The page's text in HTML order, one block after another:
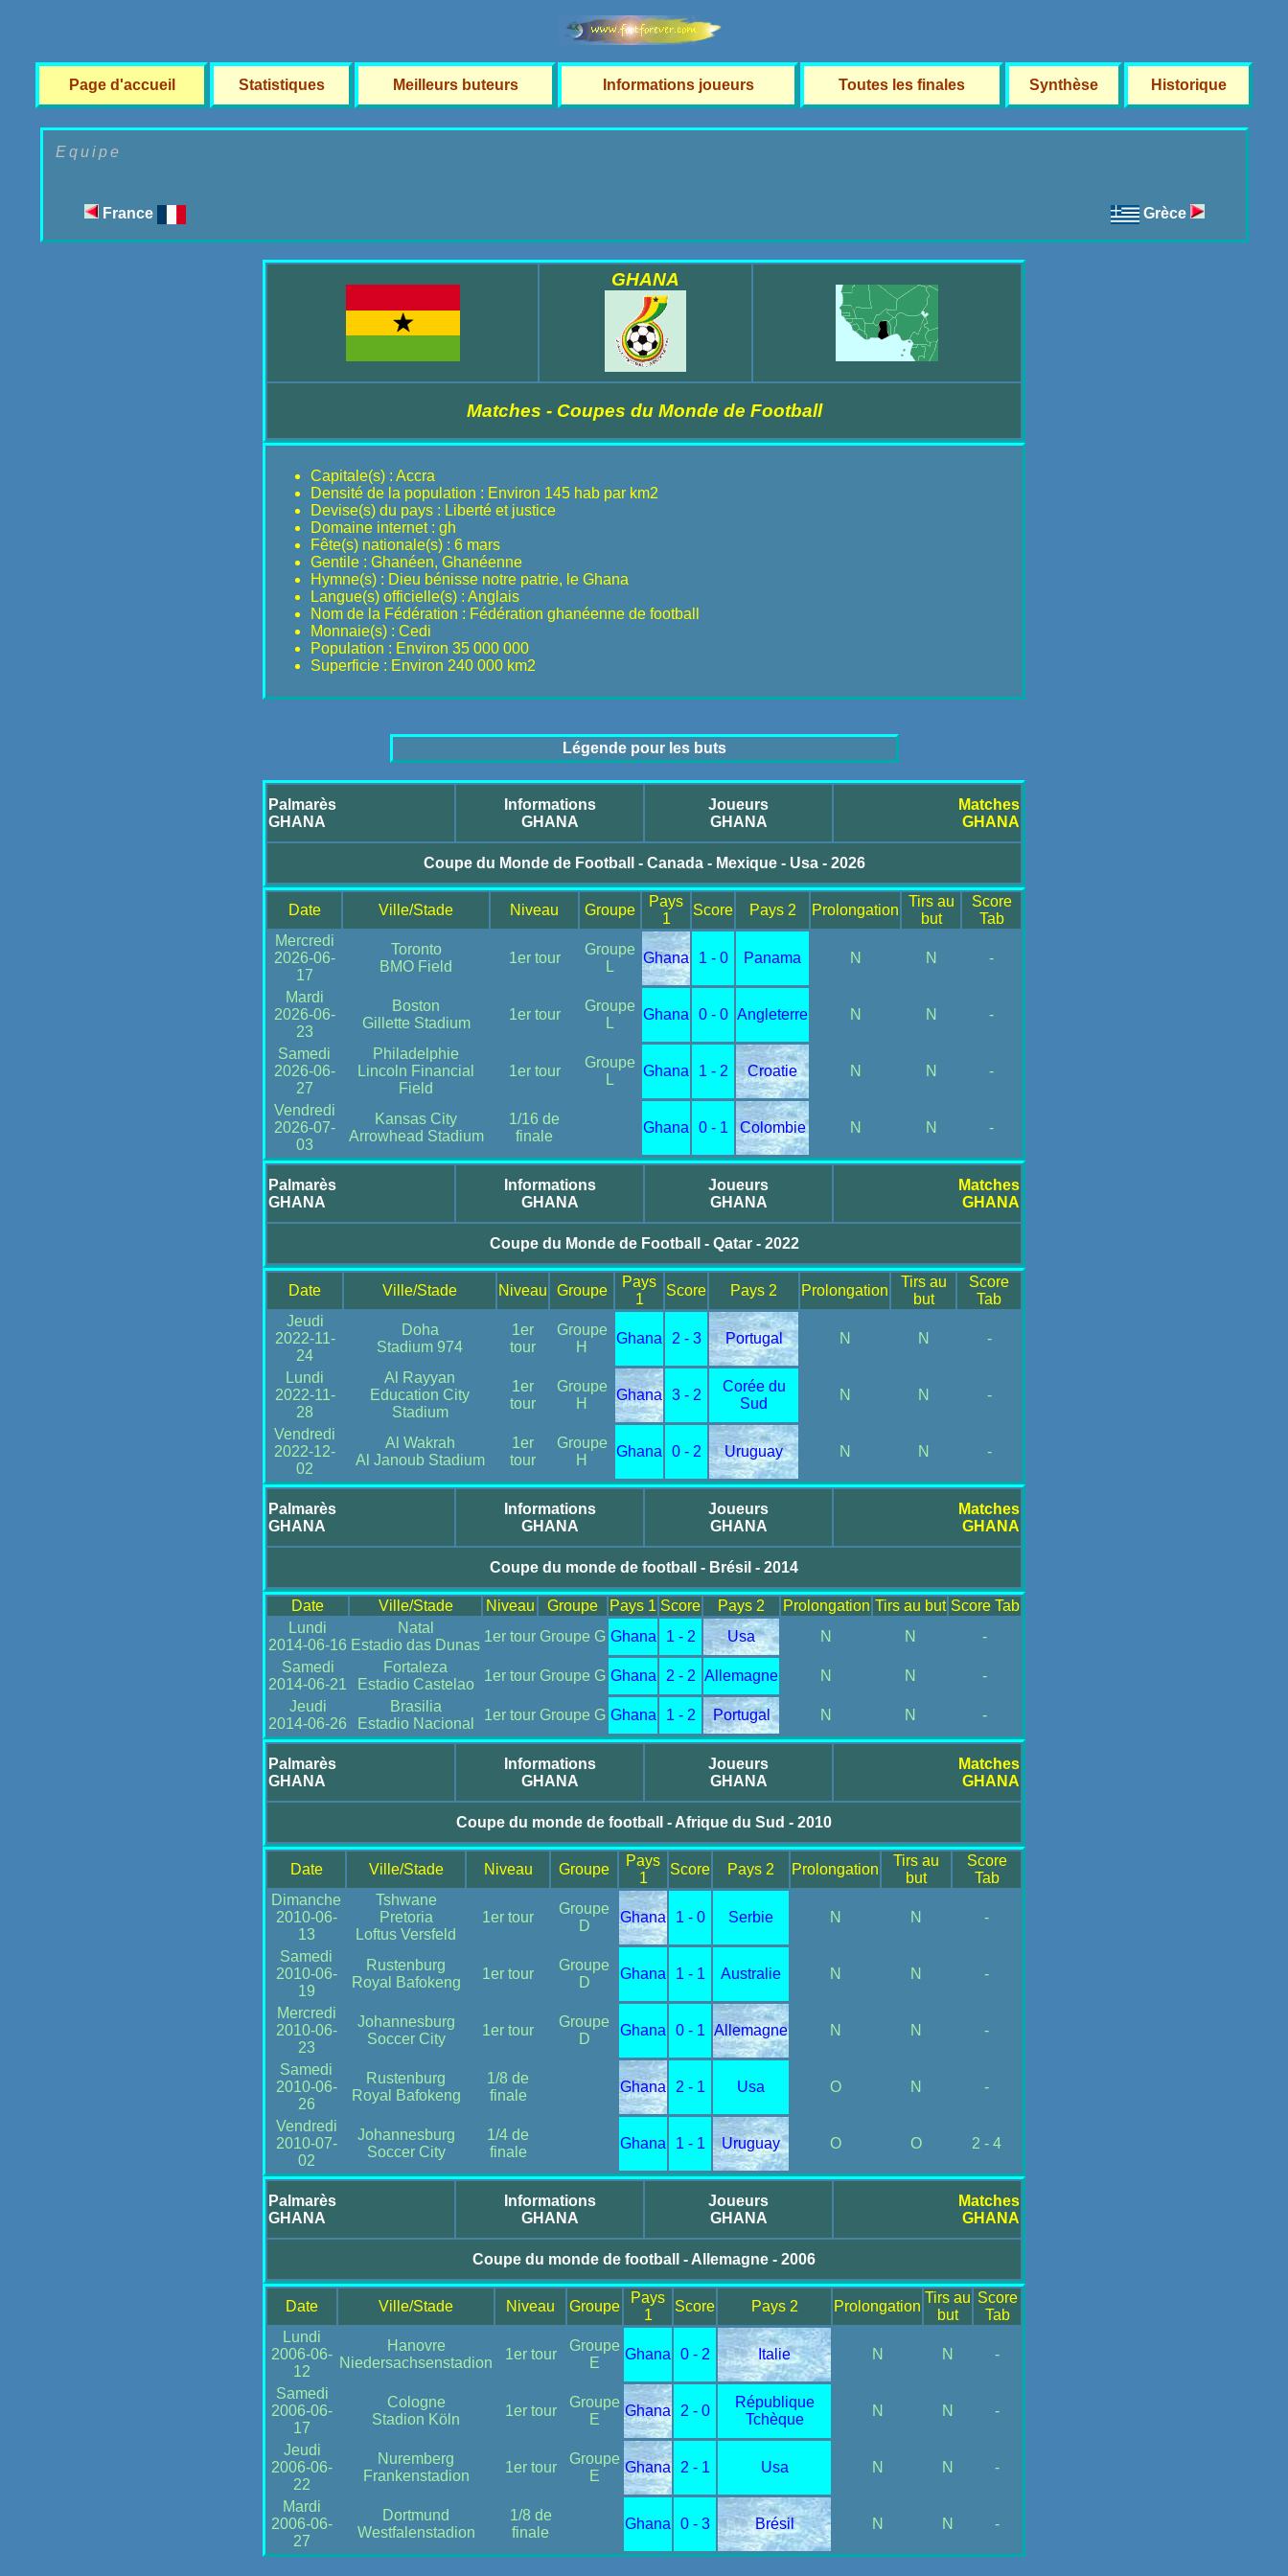
Page d'accueil Statistiques Meilleurs buteurs Informations joueurs Toutes les finales Synthèse Historique
Equipe
France Grèce
GHANA
Matches - Coupes du Monde de Football
Capitale(s) : Accra
Densité de la population : Environ 145 hab par km2
Devise(s) du pays : Liberté et justice
Domaine internet : gh
Fête(s) nationale(s) : 6 mars
Gentile : Ghanéen, Ghanéenne
Hymne(s) : Dieu bénisse notre patrie, le Ghana
Langue(s) officielle(s) : Anglais
Nom de la Fédération : Fédération ghanéenne de football
Monnaie(s) : Cedi
Population : Environ 35 000 000
Superficie : Environ 240 000 km2
Légende pour les buts
Palmarès
GHANA
Informations
GHANA
Joueurs
GHANA
Matches
GHANA
Coupe du Monde de Football - Canada - Mexique - Usa - 2026
Date Ville/Stade Niveau Groupe
Pays
1
Score Pays 2 Prolongation
Tirs au
but
Score
Tab
Mercredi
2026-06-
17
Toronto
BMO Field
1er tour
Groupe
Ghana 1 - 0 Panama N N -
Mardi
2026-06-
23
Boston
Gillette Stadium
1er tour
Groupe
Ghana 0 - 0 Angleterre N N -
Samedi
2026-06-
27
Philadelphie
Lincoln Financial
Field
1er tour
Groupe
Ghana 1 - 2 Croatie N N -
Vendredi
2026-07-
03
Kansas City
Arrowhead Stadium
1/16 de
finale
Ghana 0 - 1 Colombie N N -
Palmarès
GHANA
Informations
GHANA
Joueurs
GHANA
Matches
GHANA
Coupe du Monde de Football - Qatar - 2022
Date Ville/Stade Niveau Groupe
Pays
1
Score Pays 2 Prolongation
Tirs au
but
Score
Tab
Jeudi
2022-11-
24
Doha
Stadium 974
1er
tour
Groupe
H
Ghana 2 - 3 Portugal N N -
Lundi
2022-11-
28
Al Rayyan
Education City
Stadium
1er
tour
Groupe
H
Ghana 3 - 2
Corée du
Sud
N N -
Vendredi
2022-12-
02
Al Wakrah
Al Janoub Stadium
1er
tour
Groupe
H
Ghana 0 - 2 Uruguay N N -
Palmarès
GHANA
Informations
GHANA
Joueurs
GHANA
Matches
GHANA
Coupe du monde de football - Brésil - 2014
Date Ville/Stade Niveau Groupe Pays 1 Score Pays 2 Prolongation Tirs au but Score Tab
Lundi
2014-06-16
Natal
Estadio das Dunas
1er tour Groupe G Ghana 1 - 2 Usa N N
-
Samedi
2014-06-21
Fortaleza
Estadio Castelao
1er tour Groupe G Ghana 2 - 2 Allemagne N N
-
Jeudi
2014-06-26
Brasilia
Estadio Nacional
1er tour Groupe G Ghana 1 - 2 Portugal N N -
Palmarès
GHANA
Informations
GHANA
Joueurs
GHANA
Matches
GHANA
Coupe du monde de football - Afrique du Sud - 2010
Date Ville/Stade Niveau Groupe
Pays
1
Score Pays 2 Prolongation
Tirs au
but
Score
Tab
Dimanche
2010-06-
13
Tshwane
Pretoria
Loftus Versfeld
1er tour
Groupe
D
Ghana 1 - 0 Serbie N N -
Samedi
2010-06-
19
Rustenburg
Royal Bafokeng
1er tour
Groupe
D
Ghana 1 - 1 Australie N N -
Mercredi
2010-06-
23
Johannesburg
Soccer City
1er tour
Groupe
D
Ghana 0 - 1 Allemagne N N -
Samedi
2010-06-
26
Rustenburg
Royal Bafokeng
1/8 de
finale
Ghana 2 - 1 Usa O N -
Vendredi
2010-07-
02
Johannesburg
Soccer City
1/4 de
finale
Ghana 1 - 1 Uruguay O O 2 - 4
Palmarès
GHANA
Informations
GHANA
Joueurs
GHANA
Matches
GHANA
Coupe du monde de football - Allemagne - 2006
Date Ville/Stade Niveau Groupe
Pays
1
Score Pays 2 Prolongation
Tirs au
but
Score
Tab
Lundi
2006-06-
12
Hanovre
Niedersachsenstadion
1er tour
Groupe
E
Ghana 0 - 2 Italie N N -
Samedi
2006-06-
17
Cologne
Stadion Köln
1er tour
Groupe
E
Ghana 2 - 0
République
Tchèque
N N -
Jeudi
2006-06-
22
Nuremberg
Frankenstadion
1er tour
Groupe
E
Ghana 2 - 1 Usa N N -
Mardi
2006-06-
27
Dortmund
Westfalenstadion
1/8 de
finale
Ghana 0 - 3 Brésil N N -